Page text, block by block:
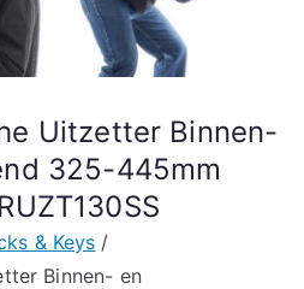
Uitzetter Binnen-
325-445mm
& Keys
Binnen- en